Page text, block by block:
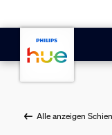
Alle anzeigen